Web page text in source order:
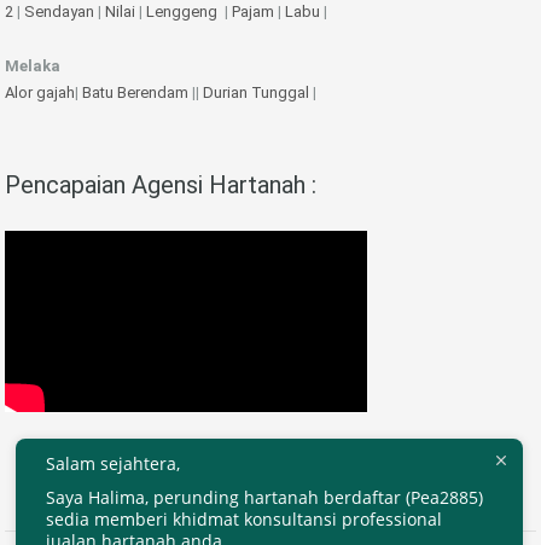
2 | Sendayan | Nilai | Lenggeng | Pajam | Labu |
Melaka
Alor gajah| Batu Berendam || Durian Tunggal |
Pencapaian Agensi Hartanah :
Salam sejahtera,
Saya Halima, perunding hartanah berdaftar (Pea2885)
sedia memberi khidmat konsultansi professional
jualan hartanah anda.